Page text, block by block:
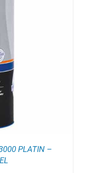
PLATIN –